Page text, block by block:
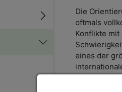
Die
oftmals
Konflikte
eines der
Toggle Dropdown
Toggle Dropdown